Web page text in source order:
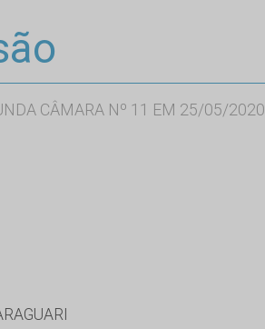
CÂMARA Nº 11 EM 25/05/2020